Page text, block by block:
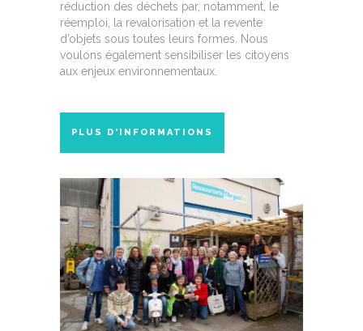
réduction des déchets par, notamment, le
réemploi, la revalorisation et la revente
d’objets sous toutes leurs formes. Nous
voulons également sensibiliser les citoyens
aux enjeux environnementaux.
PLUS D'INFORMATIONS